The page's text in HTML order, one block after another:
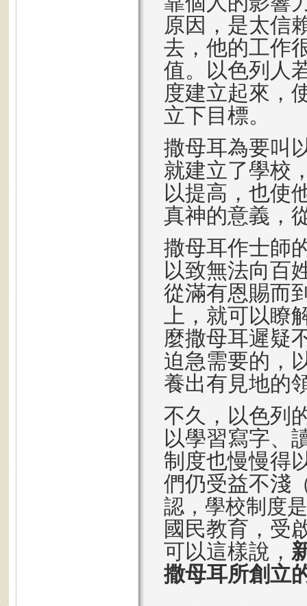
原因，是太信
去，他的工作
值。以色列人
度建立起來，
立下目標。
撒母耳為要叫
就建立了學校
以提高，也使
真神的意義，
撒母耳作士師
以致無法向百
從滿有恩賜而
上，就可以瞭
麼撒母耳遲疑
迫急需要的，
養出有見地的
不久，以色列
以學習寫字、
制度也慢慢得
們仍受益不淺
認，學校制度
國民教育，受
可以這樣說，
撒母耳所創立